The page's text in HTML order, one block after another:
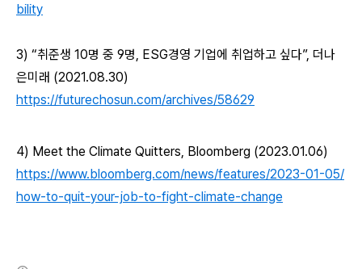
bility
3) “취준생 10명 중 9명, ESG경영 기업에 취업하고 싶다”, 더나
은미래 (2021.08.30)
https://futurechosun.com/archives/58629
4) Meet the Climate Quitters, Bloomberg (2023.01.06)
https://www.bloomberg.com/news/features/2023-01-05/
how-to-quit-your-job-to-fight-climate-change